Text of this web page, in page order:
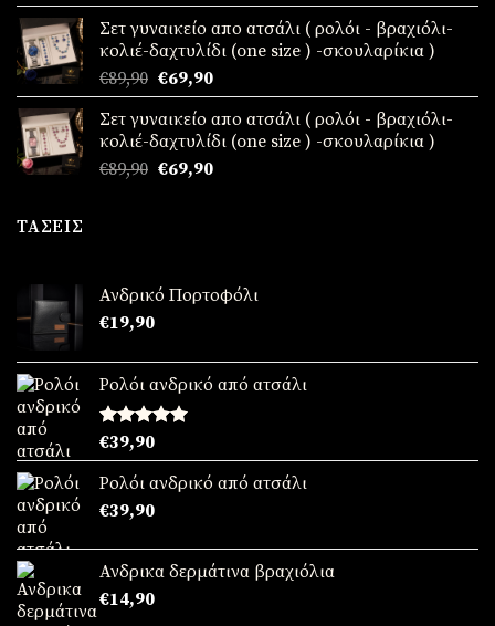
was:
€34,90.
τιμή
είναι:
€24,90.
Σετ γυναικείο απο ατσάλι ( ρολόι - βραχιόλι-
κολιέ-δαχτυλίδι (one size ) -σκουλαρίκια )
€89,90 Original
price
was:
€89,90.
€69,90Η
τρέχουσα
τιμή
είναι:
€69,90.
Σετ γυναικείο απο ατσάλι ( ρολόι - βραχιόλι-
κολιέ-δαχτυλίδι (one size ) -σκουλαρίκια )
€89,90 Original
€69,90Η
ΤΆΣΕΙΣ
Ανδρικό Πορτοφόλι
€19,90
Ρολόι ανδρικό από ατσάλι
Βαθμολογήθηκε
με5.00
από 5
€39,90
Ρολόι ανδρικό από ατσάλι
€39,90
Ανδρικα δερμάτινα βραχιόλια
€14,90